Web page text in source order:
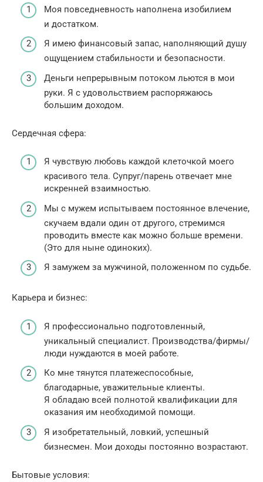
Моя повседневность наполнена изобилием
и достатком.
Я имею финансовый запас, наполняющий душу
ощущением стабильности и безопасности.
Деньги непрерывным потоком льются в мои
руки. Я с удовольствием распоряжаюсь
большим доходом.
Сердечная сфера:
Я чувствую любовь каждой клеточкой моего
красивого тела. Супруг/парень отвечает мне
искренней взаимностью.
Мы с мужем испытываем постоянное влечение,
скучаем вдали один от другого, стремимся
проводить вместе как можно больше времени.
(Это для ныне одиноких).
Я замужем за мужчиной, положенном по судьбе.
Карьера и бизнес:
Я профессионально подготовленный,
уникальный специалист. Производства/фирмы/
люди нуждаются в моей работе.
Ко мне тянутся платежеспособные,
благодарные, уважительные клиенты.
Я обладаю всей полнотой квалификации для
оказания им необходимой помощи.
Я изобретательный, ловкий, успешный
бизнесмен. Мои доходы постоянно возрастают.
Бытовые условия: